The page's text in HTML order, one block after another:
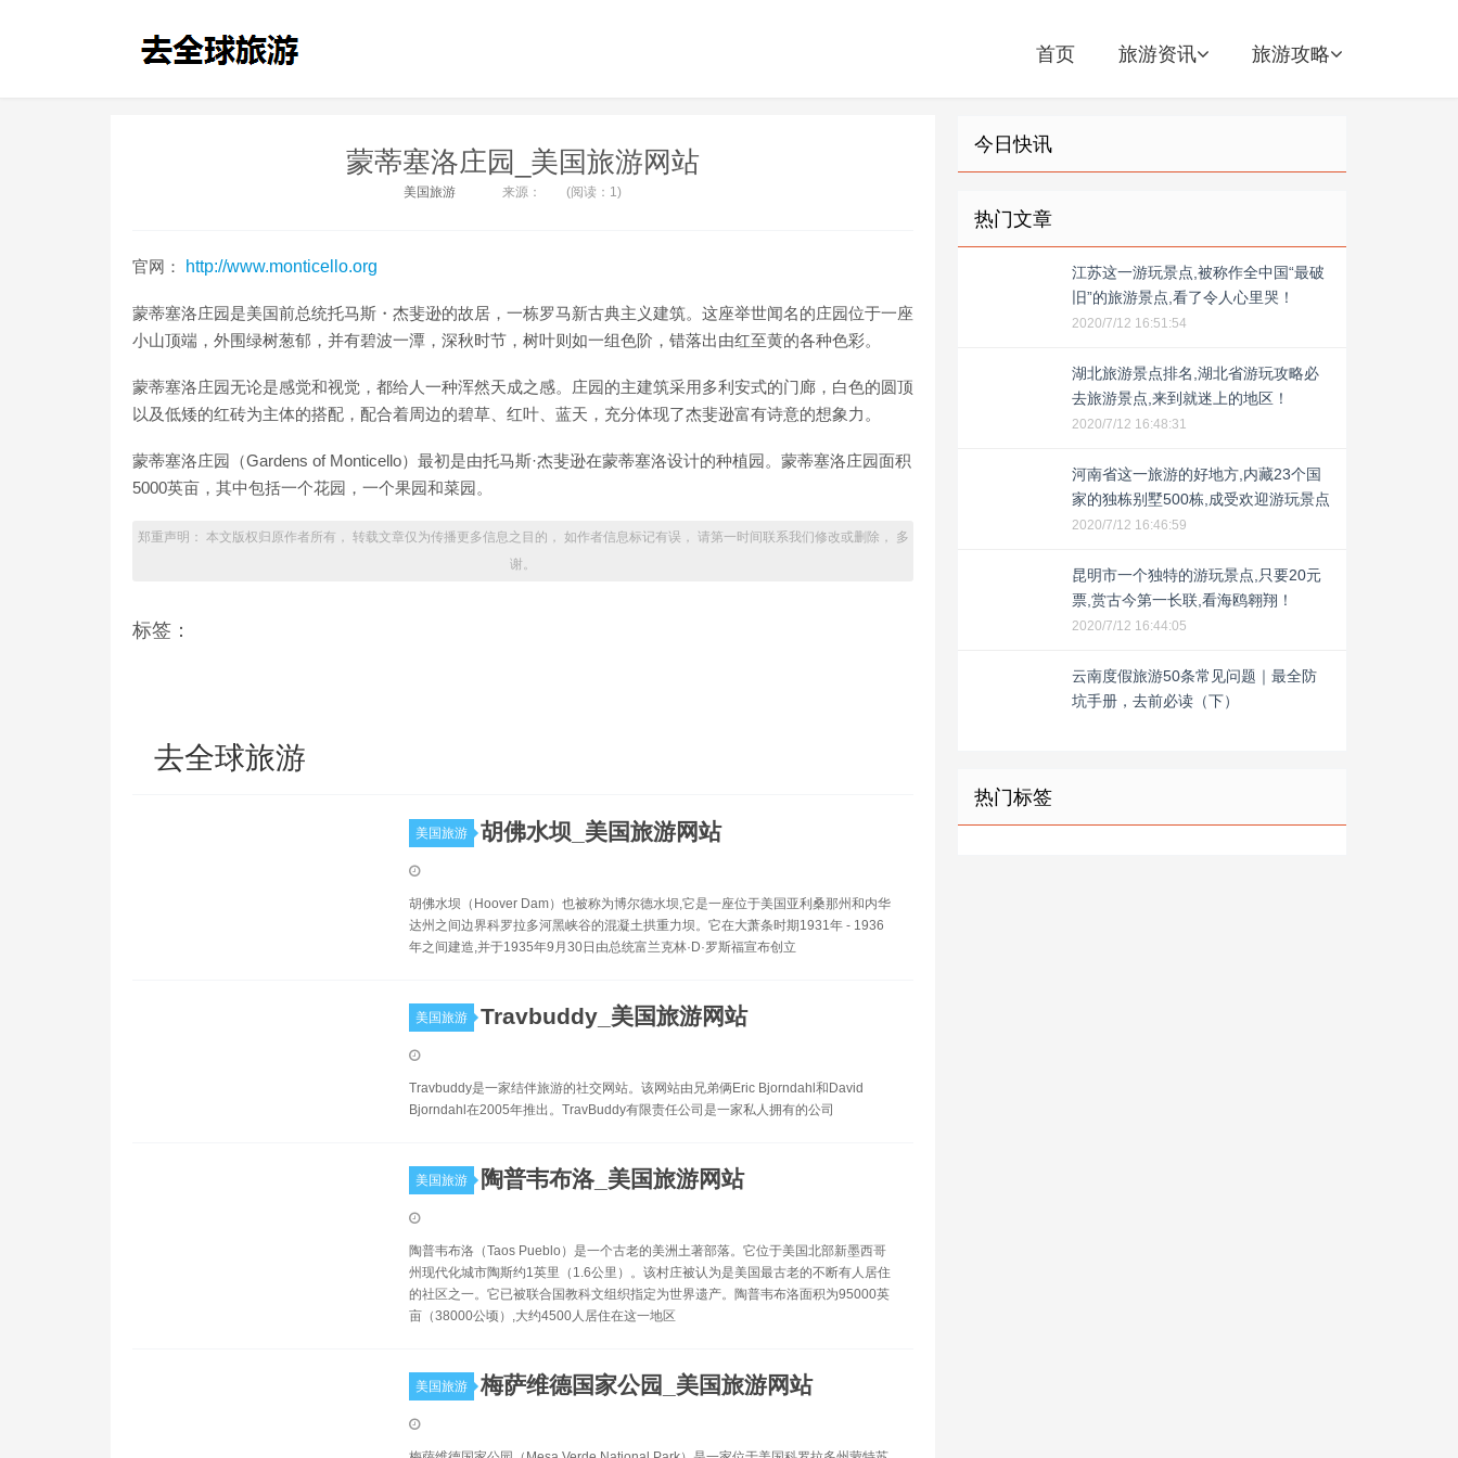
首页 旅游资讯 旅游攻略
蒙蒂塞洛庄园_美国旅游网站
美国旅游 来源： (阅读：1)
官网： http://www.monticello.org
蒙蒂塞洛庄园是美国前总统托马斯・杰斐逊的故居，一栋罗马新古典主义建筑。这座举世闻名的庄园位于一座
小山顶端，外围绿树葱郁，并有碧波一潭，深秋时节，树叶则如一组色阶，错落出由红至黄的各种色彩。
蒙蒂塞洛庄园无论是感觉和视觉，都给人一种浑然天成之感。庄园的主建筑采用多利安式的门廊，白色的圆顶
以及低矮的红砖为主体的搭配，配合着周边的碧草、红叶、蓝天，充分体现了杰斐逊富有诗意的想象力。
蒙蒂塞洛庄园（Gardens of Monticello）最初是由托马斯·杰斐逊在蒙蒂塞洛设计的种植园。蒙蒂塞洛庄园面积
5000英亩，其中包括一个花园，一个果园和菜园。
郑重声明： 本文版权归原作者所有， 转载文章仅为传播更多信息之目的， 如作者信息标记有误， 请第一时间联系我们修改或删除， 多
谢。
标签：
去全球旅游
美国旅游 胡佛水坝_美国旅游网站
胡佛水坝（Hoover Dam）也被称为博尔德水坝,它是一座位于美国亚利桑那州和内华
达州之间边界科罗拉多河黑峡谷的混凝土拱重力坝。它在大萧条时期1931年 - 1936
年之间建造,并于1935年9月30日由总统富兰克林·D·罗斯福宣布创立
美国旅游 Travbuddy_美国旅游网站
Travbuddy是一家结伴旅游的社交网站。该网站由兄弟俩Eric Bjorndahl和David
Bjorndahl在2005年推出。TravBuddy有限责任公司是一家私人拥有的公司
美国旅游 陶普韦布洛_美国旅游网站
陶普韦布洛（Taos Pueblo）是一个古老的美洲土著部落。它位于美国北部新墨西哥
州现代化城市陶斯约1英里（1.6公里）。该村庄被认为是美国最古老的不断有人居住
的社区之一。它已被联合国教科文组织指定为世界遗产。陶普韦布洛面积为95000英
亩（38000公顷）,大约4500人居住在这一地区
美国旅游 梅萨维德国家公园_美国旅游网站
今日快讯
热门文章
江苏这一游玩景点,被称作全中国“最破
旧”的旅游景点,看了令人心里哭！
2020/7/12 16:51:54
湖北旅游景点排名,湖北省游玩攻略必
去旅游景点,来到就迷上的地区！
2020/7/12 16:48:31
河南省这一旅游的好地方,内藏23个国
家的独栋别墅500栋,成受欢迎游玩景点
2020/7/12 16:46:59
昆明市一个独特的游玩景点,只要20元
票,赏古今第一长联,看海鸥翱翔！
2020/7/12 16:44:05
云南度假旅游50条常见问题｜最全防
坑手册，去前必读（下）
热门标签